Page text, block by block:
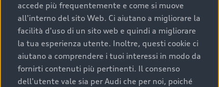
cronologia dei tagliandi: una documentazione
completa della vettura certifica una manutenzione
costante e accurata;
condizioni della carrozzeria e degli interni: una
buona conservazione evidenzia cura e attenzione del
precedente proprietario;
accede più frequentemente e come si muove
all'interno del sito Web. Ci aiutano a migliorare la
facilità d'uso di un sito web e quindi a migliorare
la tua esperienza utente. Inoltre, questi cookie ci
aiutano a comprendere i tuoi interessi in modo da
fornirti contenuti più pertinenti. Il consenso
dell'utente vale sia per Audi che per noi, poiché